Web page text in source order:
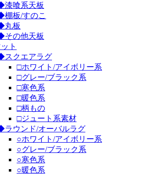
漆喰系天板
棚板/すのこ
丸板
その他天板
ト
スクエアラグ
□ホワイト/アイボリー系
□グレー/ブラック系
□寒色系
□暖色系
□柄もの
□ジュート系素材
ラウンド/オーバルラグ
○ホワイト/アイボリー系
○グレー/ブラック系
○寒色系
○暖色系